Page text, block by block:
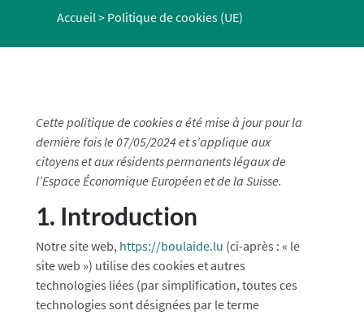
Accueil> Politique de cookies (UE)
Cette politique de cookies a été mise à jour pour la
dernière fois le 07/05/2024 et s’applique aux
citoyens et aux résidents permanents légaux de
l’Espace Économique Européen et de la Suisse.
1. Introduction
Notre site web, https://boulaide.lu (ci-après : « le
site web ») utilise des cookies et autres
technologies liées (par simplification, toutes ces
technologies sont désignées par le terme